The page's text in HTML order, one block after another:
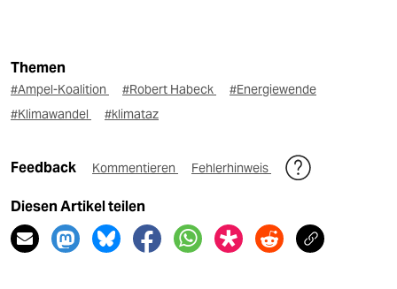
Themen
#Ampel-Koalition #Robert Habeck
#Energiewende
#Klimawandel
#klimataz
Feedback Kommentieren Fehlerhinweis
Diesen Artikel teilen